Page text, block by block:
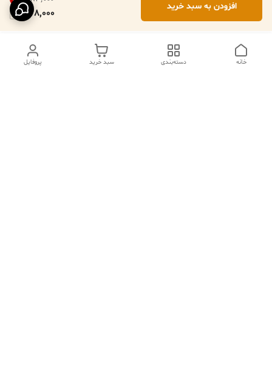
238,000
افزودن به سبد خرید
پروفایل سبد خرید دسته‌بندی خانه